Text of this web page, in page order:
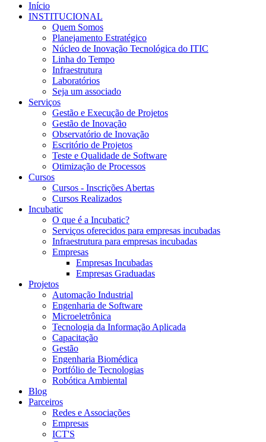
Início
INSTITUCIONAL
Quem Somos
Planejamento Estratégico
Núcleo de Inovação Tecnológica do ITIC
Linha do Tempo
Infraestrutura
Laboratórios
Seja um associado
Serviços
Gestão e Execução de Projetos
Gestão de Inovação
Observatório de Inovação
Escritório de Projetos
Teste e Qualidade de Software
Otimização de Processos
Cursos
Cursos - Inscrições Abertas
Cursos Realizados
Incubatic
O que é a Incubatic?
Serviços oferecidos para empresas incubadas
Infraestrutura para empresas incubadas
Empresas
Empresas Incubadas
Empresas Graduadas
Projetos
Automação Industrial
Engenharia de Software
Microeletrônica
Tecnologia da Informação Aplicada
Capacitação
Gestão
Engenharia Biomédica
Portfólio de Tecnologias
Robótica Ambiental
Blog
Parceiros
Redes e Associações
Empresas
ICT'S